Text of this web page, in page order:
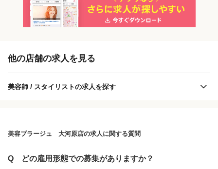
「正社員」を募集している店舗
美容プラージュ 大河原店
他の店舗の求人を見る
美容師 / スタイリストの求人を探す
美容プラージュ 大河原店の求人に関する質問
Q
どの雇用形態での募集がありますか？